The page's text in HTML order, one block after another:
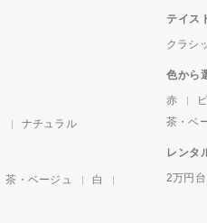
ナチュラル
茶・ベージュ
白
テイス
クラシ
色から
赤
茶・ベ
レンタ
2万円台